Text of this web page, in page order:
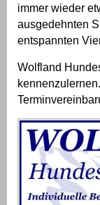
immer wieder
ausgedehnten
entspannten
Wolfland
kennenzulernen.